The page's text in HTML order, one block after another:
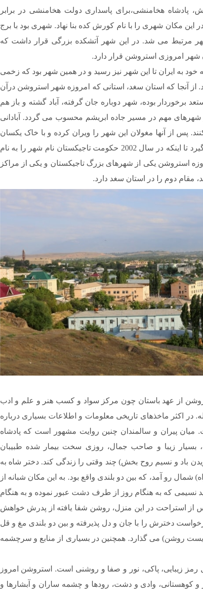
از این کورش، پادشاه هخامنشی،برای پاسداری دولت هخامنشی در برابر
این مکان شهری را با نام کورش کده بنا نهاد. شهری بود با برج
با خارج از شهر مرتبط می شد. در این شهر آتشکده بزرگی قرار داشت که
شهر امروزی استروشن قرار دارد.
به ایران تا این شهر نیز رسید و در همین شهر بود که زخمی
از آنجا که استان سغد، استانی که امروزه شهر استروشن درآن
برخوردار بوده، شهر دوباره جان گرفته، آباد گشته و باز هم
شهرهای مهم در مسیر جاده ابریشم محسوب می گردد. آبادانی
پس از آنها مغولان این شهر را ویران کرده و با خاک یکسان
می سازند و شهر پس از آن نام اورا تپه را می گیرد تا اینکه در سال 2002 حکومت تاجیکستان نام شهر را به نام
استروشن یکی از شهرهای بزرگ تاجیکستان و یکی از مراکز
مقام دوم را در استان سغد دارد.
از عهد باستان چون مرکز سواد و کسب هنر و علم و ادب
آورده است. شهری زیبا با تاریخ 2500 ساله. در اکثر ماخذهای تاریخی معلومات و اطلاعات بسیاری درباره
میان پیران و سالمندان چنین روایت مشهور است که پادشاه
بسیار زیبا و صاحب جمال، روزی سخت بیمار شده طبیبان
باد و نسیم روح بخش) چند وقتی را زندگی کند. دختر شاه به
رو آمد، که بین دو بلندی واقع بود. به این مکان شبانه از
که به هنگام روز از طرف دشت عبور نموده و به هنگام
استراحت در این منزل، روشن شفا یافته از پدرش خواهش
دخترش را با جان و دل پذیرفته و بین دو بلندی مغ و قل
روشن) می گذارد. همچنین در بسیاری از منابع و سرچشمه
زیبایی، پاکی، نور و صفا و روشنی است. استروشن امروز
و کوهستانی، وادی و دشت، رودها و چشمه ساران و آبشارها و